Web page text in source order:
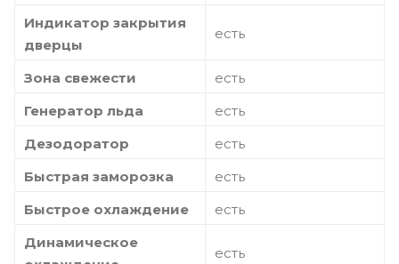
Индикатор закрытия
дверцы
есть
Зона свежести
есть
Генератор льда
есть
Дезодоратор
есть
Быстрая заморозка
есть
Быстрое охлаждение
есть
Динамическое
есть